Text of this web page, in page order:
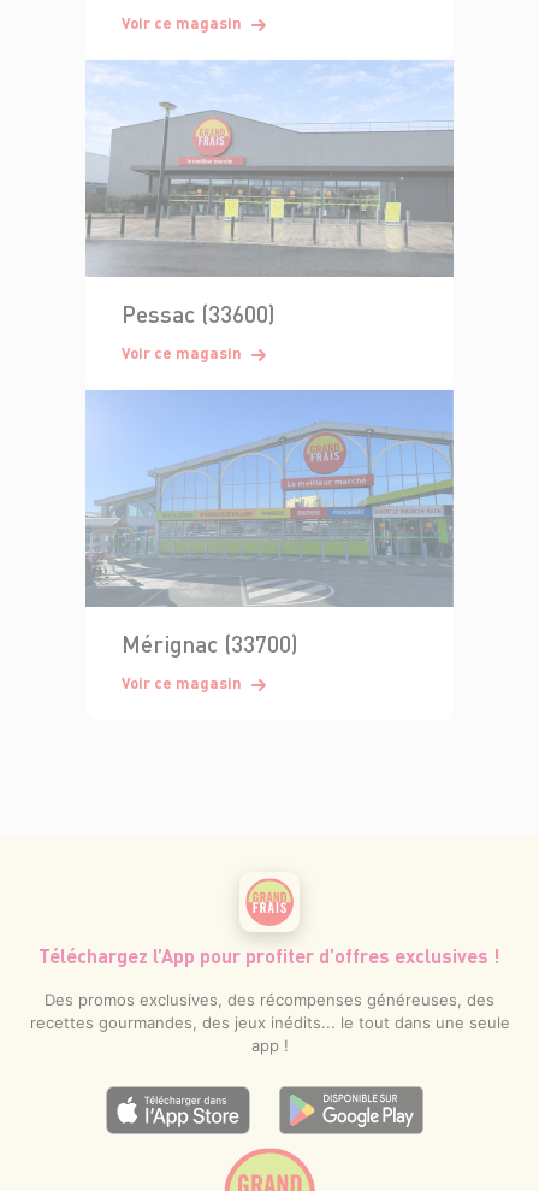
Voir ce magasin
Pessac (33600)
Voir ce magasin
Mérignac (33700)
Voir ce magasin
Téléchargez l’App pour profiter d’offres exclusives !
Des promos exclusives, des récompenses généreuses, des
recettes gourmandes, des jeux inédits... le tout dans une seule
app !